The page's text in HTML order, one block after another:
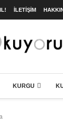
İLETIŞIM
KURGU